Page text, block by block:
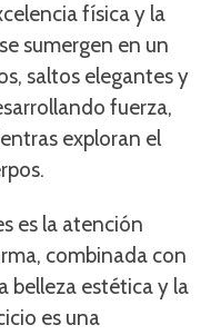
física y la
sumergen en un
saltos elegantes y
fuerza,
exploran el
es la atención
combinada con
belleza estética y la
es una